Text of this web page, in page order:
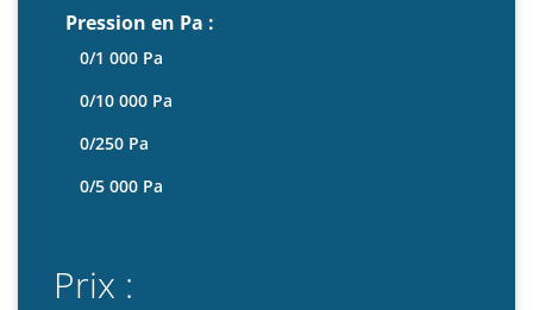
Pression en Pa :
0/1 000 Pa
0/10 000 Pa
0/250 Pa
0/5 000 Pa
Prix :